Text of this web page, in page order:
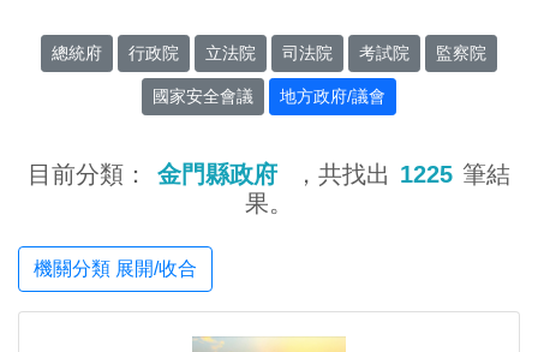
總統府 行政院 立法院 司法院 考試院 監察院
國家安全會議 地方政府/議會
目前分類： 金門縣政府 ，共找出 1225 筆結
果。
機關分類 展開/收合